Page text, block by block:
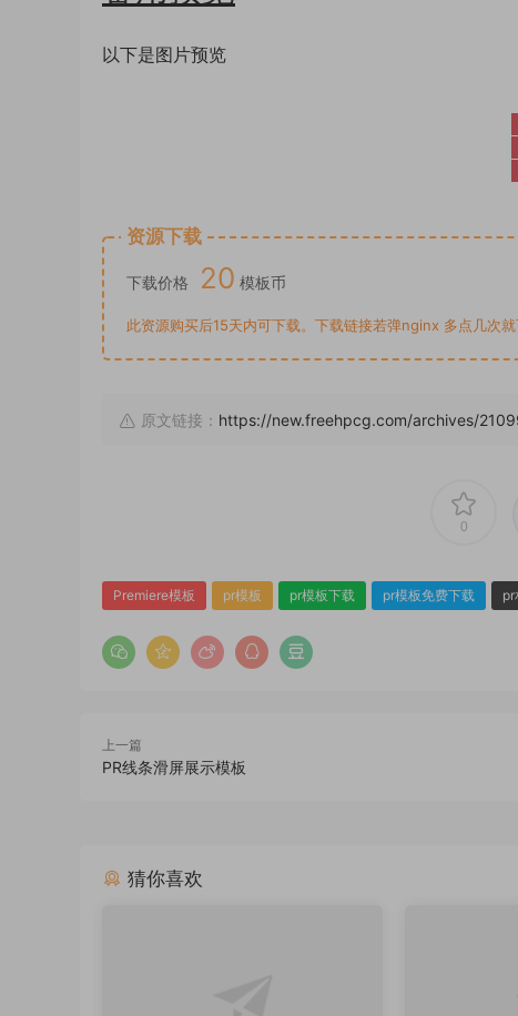
以下是图片预览
资源下载
下载价格 20 模板币
此资源购买后15天内可下载。下载链接若弹nginx 多点几次
原文链接： https://new.freehpcg.com/archives/
0
Premiere模板 pr模板 pr模板下载 pr模板免费下载 pr
上一篇
PR线条滑屏展示模板
猜你喜欢